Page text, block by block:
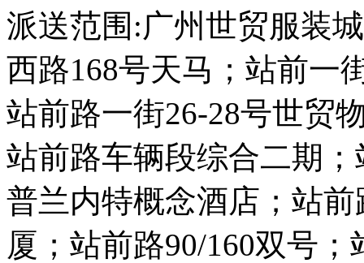
派送范围:广州世贸服装
西路168号天马；站前一
站前路一街26-28号世贸
站前路车辆段综合二期
普兰内特概念酒店；站
厦；站前路90/160双号